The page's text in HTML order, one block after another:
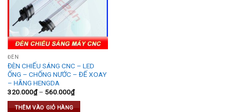
ĐÈN
ĐÈN CHIẾU SÁNG CNC – LED
ỐNG – CHỐNG NƯỚC – ĐẾ XOAY
– HÃNG HENGDA
320.000₫– 560.000₫
THÊM VÀO GIỎ HÀNG